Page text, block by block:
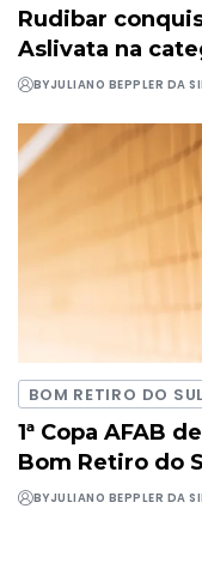
Rudibar
Aslivata na
BYJULIANO BEPPLER DA
BOM RETIRO DO SUL
1ª Copa AFAB
Bom Retiro do
BYJULIANO BEPPLER DA